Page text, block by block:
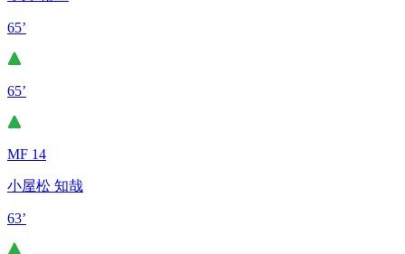
65’
65’
MF 14
小屋松 知哉
63’